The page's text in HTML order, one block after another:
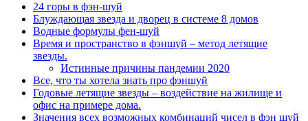
24 горы в фэн-шуй
Блуждающая звезда и дворец в системе 8 домов
Водные формулы фен-шуй
Время и пространство в фэншуй – метод летящие
звезды.
Истинные причины пандемии 2020
Все, что ты хотела знать про фэншуй
Годовые летящие звезды – воздействие на жилище и
офис на примере дома.
Значения всех возможных комбинаций чисел в фэн шуй